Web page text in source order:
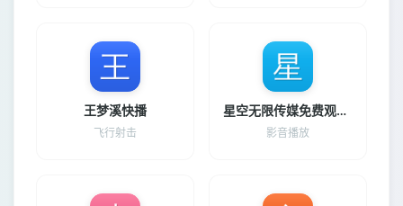
王梦溪快播
飞行射击
星空无限传媒免费观看电视剧最新
影音播放